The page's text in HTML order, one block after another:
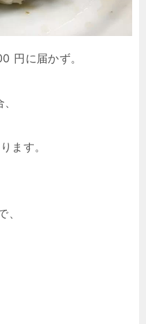
円に届かず。
ます。